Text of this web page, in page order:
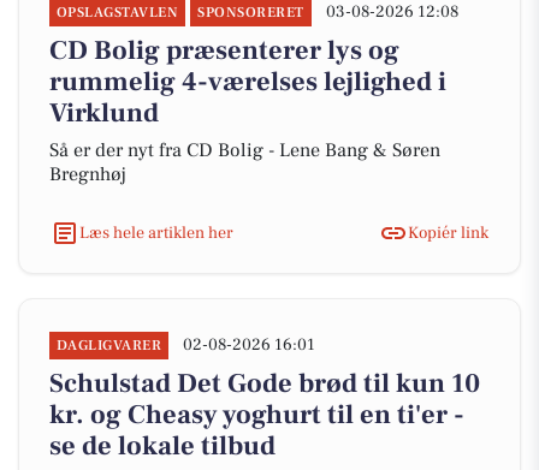
OPSLAGSTAVLEN SPONSORERET 03-08-2026 12:08
CD Bolig præsenterer lys og
rummelig 4-værelses lejlighed i
Virklund
Så er der nyt fra CD Bolig - Lene Bang & Søren
Bregnhøj
Læs hele artiklen her Kopiér link
DAGLIGVARER 02-08-2026 16:01
Schulstad Det Gode brød til kun 10
kr. og Cheasy yoghurt til en ti'er -
se de lokale tilbud